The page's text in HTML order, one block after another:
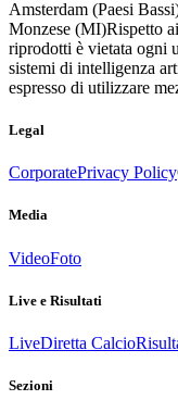
Amsterdam (Paesi
Monzese (MI)Rispetto
riprodotti è vietata ogni
sistemi di intelligenza
espresso di utilizzare
Legal
CorporatePrivacy Policy
Media
VideoFoto
Live e Risultati
LiveDiretta Calcio
Sezioni